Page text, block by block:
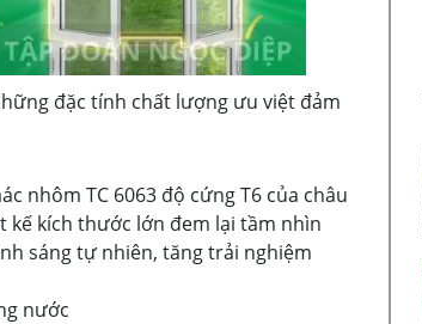
đặc tính chất lượng ưu việt đảm
nhôm TC 6063 độ cứng T6 của châu
kế kích thước lớn đem lại tầm nhìn
sáng tự nhiên, tăng trải nghiệm
nước